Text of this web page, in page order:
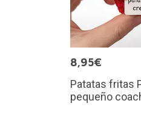
8,95€
Patatas fritas
pequeño